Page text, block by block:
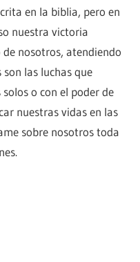
en la biblia, pero en
nuestra victoria
nosotros, atendiendo
las luchas que
o con el poder de
nuestras vidas en las
sobre nosotros toda